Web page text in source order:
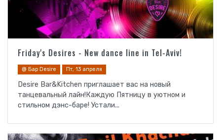
Friday's Desires - New dance line in Tel-Aviv!
@ Бар Desire Пт, 13 апреля
Desire Bar&Kitchen приглашает вас на новый
танцевальный лайн!Каждую Пятницу в уютном и
стильном дэнс-баре! Устали...